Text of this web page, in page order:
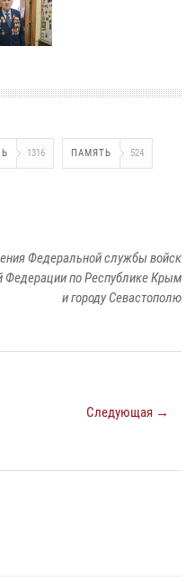
1316 ПАМЯТЬ 524
Федеральной службы войск
Федерации по Республике Крым
и городу Севастополю
Следующая →